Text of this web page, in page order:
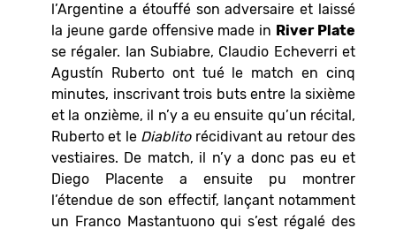
l’Argentine a étouffé son adversaire et laissé
la jeune garde offensive made in River Plate
se régaler. Ian Subiabre, Claudio Echeverri et
Agustín Ruberto ont tué le match en cinq
minutes, inscrivant trois buts entre la sixième
et la onzième, il n’y a eu ensuite qu’un récital,
Ruberto et le Diablitorécidivant au retour des
vestiaires. De match, il n’y a donc pas eu et
Diego Placente a ensuite pu montrer
l’étendue de son effectif, lançant notamment
un Franco Mastantuono qui s’est régalé des